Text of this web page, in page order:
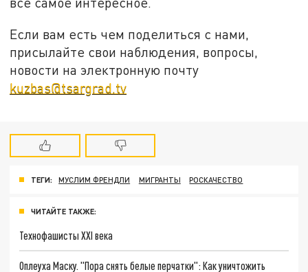
Если вам есть чем поделиться с нами,
присылайте свои наблюдения, вопросы,
новости на электронную почту
kuzbas@tsargrad.tv
ТЕГИ: МУСЛИМ ФРЕНДЛИ МИГРАНТЫ РОСКАЧЕСТВО
ЧИТАЙТЕ ТАКЖЕ:
Технофашисты XXI века
Оплеуха Маску. "Пора снять белые перчатки": Как уничтожить